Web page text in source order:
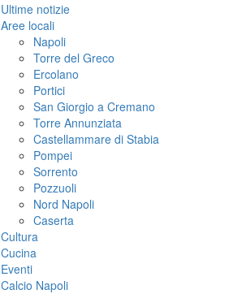
Ultime notizie
Aree locali
Napoli
Torre del Greco
Ercolano
Portici
San Giorgio a Cremano
Torre Annunziata
Castellammare di Stabia
Pompei
Sorrento
Pozzuoli
Nord Napoli
Caserta
Cultura
Cucina
Eventi
Calcio Napoli